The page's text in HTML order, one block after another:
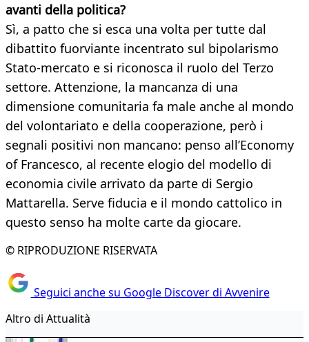
avanti della politica?
Sì, a patto che si esca una volta per tutte dal
dibattito fuorviante incentrato sul bipolarismo
Stato-mercato e si riconosca il ruolo del Terzo
settore. Attenzione, la mancanza di una
dimensione comunitaria fa male anche al mondo
del volontariato e della cooperazione, però i
segnali positivi non mancano: penso all’Economy
of Francesco, al recente elogio del modello di
economia civile arrivato da parte di Sergio
Mattarella. Serve fiducia e il mondo cattolico in
questo senso ha molte carte da giocare.
© RIPRODUZIONE RISERVATA
Seguici anche su Google Discover di Avvenire
Altro di Attualità